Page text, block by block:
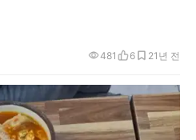
1년 전
481 6 2